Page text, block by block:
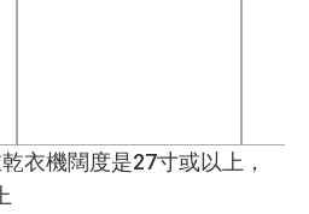
衣機闊度是27寸或以上，